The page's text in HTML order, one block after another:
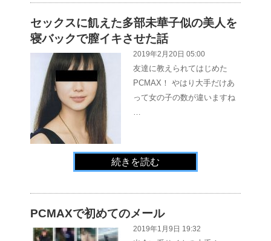
セックスに飢えた多部未華子似の美人を
寝バックで膣イキさせた話
2019年2月20日 05:00
友達に教えられてはじめた
PCMAX！ やはり大手だけあ
って女の子の数が違いますね
続きを読む
PCMAXで初めてのメール
2019年1月9日 19:32